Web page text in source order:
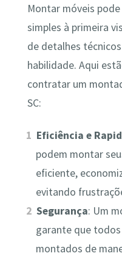
Montar móveis
simples à primeira
de detalhes
habilidade. Aqui
contratar um
SC:
Eficiência e
podem montar
eficiente,
evitando
Segurança: Um
garante que
montados de